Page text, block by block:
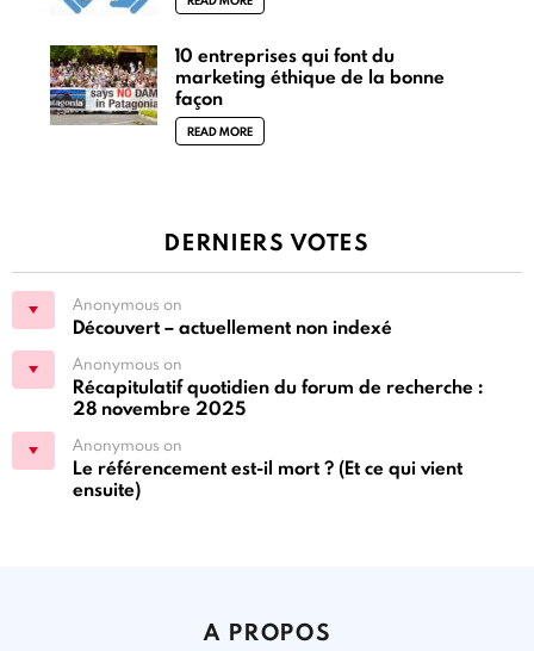
10 entreprises qui font du
marketing éthique de la bonne
façon
READ MORE
DERNIERS VOTES
Anonymous on
Découvert – actuellement non indexé
Anonymous on
Récapitulatif quotidien du forum de recherche :
28 novembre 2025
Anonymous on
Le référencement est-il mort ? (Et ce qui vient
ensuite)
A PROPOS